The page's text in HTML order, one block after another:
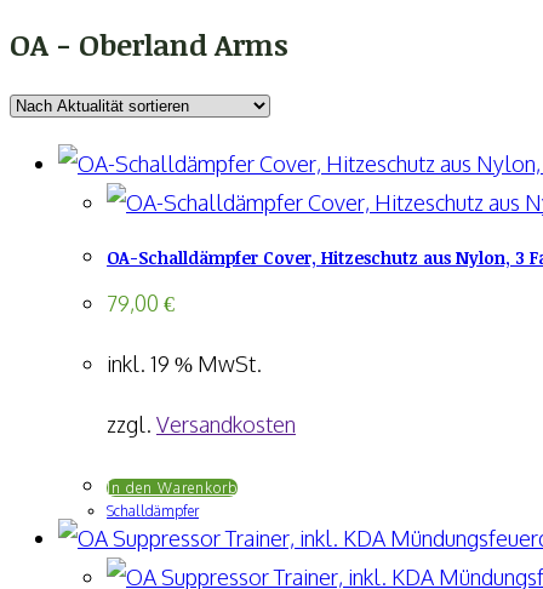
OA - Oberland Arms
OA-Schalldämpfer Cover, Hitzeschutz aus Nylon, 3
79,00 €
inkl. 19 % MwSt.
zzgl. Versandkosten
In den Warenkorb
Schalldämpfer